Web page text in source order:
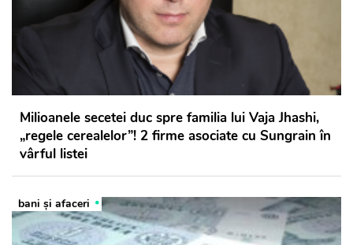
Milioanele secetei duc spre familia lui Vaja Jhashi,
„regele cerealelor”! 2 firme asociate cu Sungrain în
vârful listei
bani și afaceri